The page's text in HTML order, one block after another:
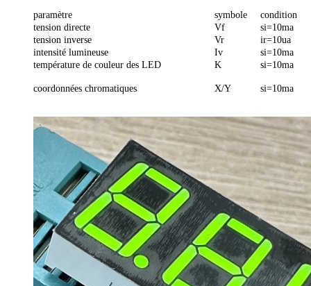
paramètre symbole
condition
tension directe
Vf
si=10ma
tension inverse
Vr
ir=10ua
intensité lumineuse
Iv
si=10ma
température de couleur des LED
K si=10ma
coordonnées chromatiques X/Y si=10ma